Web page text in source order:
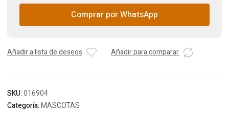
Comprar por WhatsApp
Añadir a lista de deseos Añadir para comparar
SKU:016904
Categoría:MASCOTAS